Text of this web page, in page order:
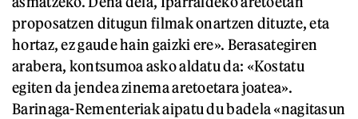
proposatzen ditugun filmak onartzen dituzte, eta
hortaz, ez gaude hain gaizki ere». Berasategiren
arabera, kontsumoa asko aldatu da: «Kostatu
egiten da jendea zinema aretoetara joatea».
Barinaga-Rementeriak aipatu du badela «nagitasun